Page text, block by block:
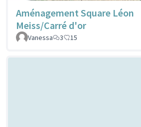
Aménagement Square Léon
Meiss/Carré d'or
Vanessa
3 15